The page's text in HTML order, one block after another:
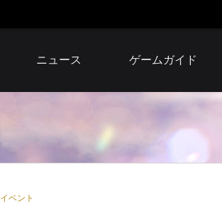
ニュース
アップデート
ゲームガイド
イベント